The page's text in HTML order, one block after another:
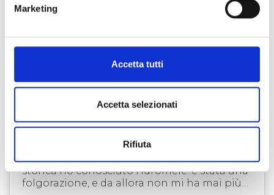
Marketing
Accetta tutti
Accetta selezionati
Rifiuta
LIQUORI
IDROMELE DEI TAURINI
“Molti anni fa durante una rievocazione
storica ho conosciuto l'idromele: è stata una
folgorazione, e da allora non mi ha mai più